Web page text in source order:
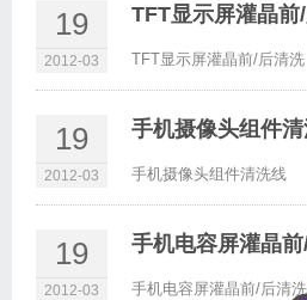
19
2012-03
TFT显示屏灌晶前
TFT显示屏灌晶前/后清洗
19
2012-03
手机摄像头组件
手机摄像头组件清洗线
19
2012-03
手机电容屏灌晶
手机电容屏灌晶前/后清